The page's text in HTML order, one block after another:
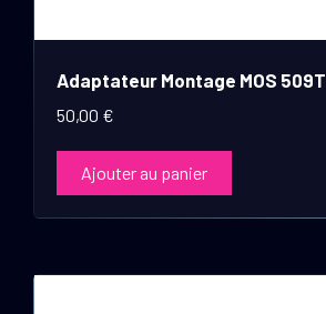
Adaptateur Montage MOS 509T
50,00 €
Ajouter au panier